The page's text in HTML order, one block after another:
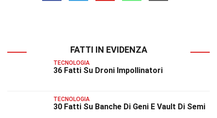
FATTI IN EVIDENZA
TECNOLOGIA
36 Fatti Su Droni Impollinatori
TECNOLOGIA
30 Fatti Su Banche Di Geni E Vault Di Semi